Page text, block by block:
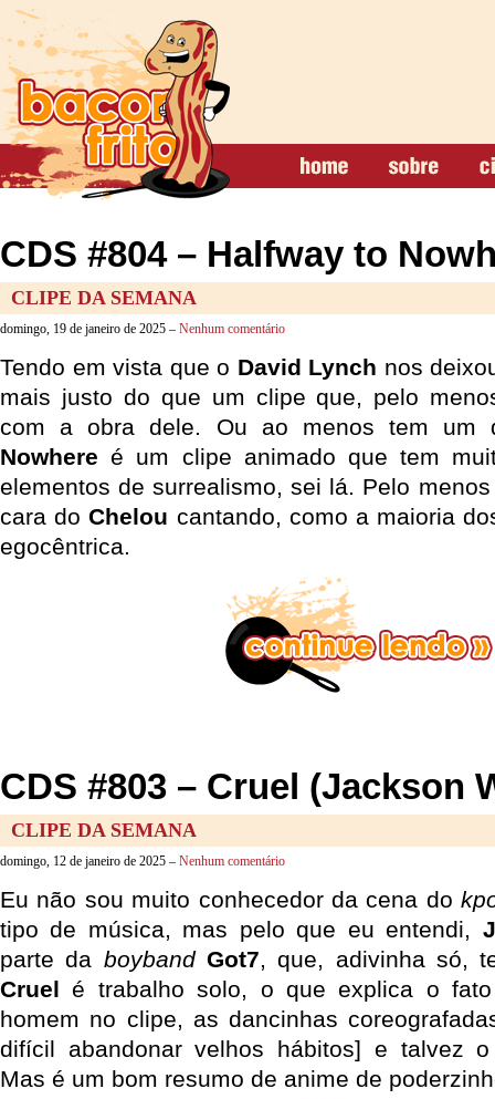
CDS #804 – Halfway to
CLIPE DA SEMANA
domingo, 19 de janeiro de 2025 – Nenhum comentário
Tendo em vista que o David Lynch nos
mais justo do que um clipe que, pelo
com a obra dele. Ou ao menos tem
Nowhere é um clipe animado que tem
elementos de surrealismo, sei lá. Pelo
cara doChelou cantando, como a maioria
egocêntrica.
CDS #803 – Cruel (Jackson
CLIPE DA SEMANA
domingo, 12 de janeiro de 2025 – Nenhum comentário
Eu não sou muito conhecedor da cena do
tipo de música, mas pelo que eu entendi,
parte da boyband Got7, que, adivinha só,
Cruel é trabalho solo, o que explica o
homem no clipe, as dancinhas
difícil abandonar velhos hábitos] e talvez
Mas é um bom resumo de anime de